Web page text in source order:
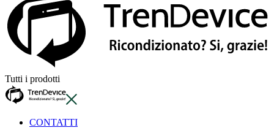
Tutti i prodotti
CONTATTI